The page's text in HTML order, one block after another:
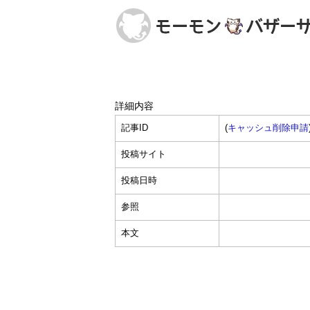
詳細内容
記事ID (キャッシュ削除申請
投稿サイト
投稿日時
参照
本文